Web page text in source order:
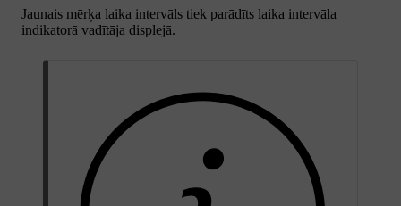
Jaunais mērķa laika intervāls tiek parādīts laika intervāla
indikatorā vadītāja displejā.